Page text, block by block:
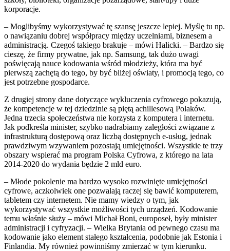
korporacje.
– Moglibyśmy wykorzystywać tę szansę jeszcze lepiej. Myślę tu np.
o nawiązaniu dobrej współpracy między uczelniami, biznesem a
administracją. Czegoś takiego brakuje – mówi Halicki. – Bardzo się
cieszę, że firmy prywatne, jak np. Samsung, tak dużo uwagi
poświęcają nauce kodowania wśród młodzieży, która ma być
pierwszą zachętą do tego, by być bliżej oświaty, i promocją tego, co
jest potrzebne gospodarce.
Z drugiej strony dane dotyczące wykluczenia cyfrowego pokazują,
że kompetencje w tej dziedzinie są piętą achillesową Polaków.
Jedna trzecia społeczeństwa nie korzysta z komputera i internetu.
Jak podkreśla minister, szybko nadrabiamy zaległości związane z
infrastrukturą dostępową oraz liczbą dostępnych e-usług, jednak
prawdziwym wzywaniem pozostają umiejętności. Wszystkie te trzy
obszary wspierać ma program Polska Cyfrowa, z którego na lata
2014-2020 do wydania będzie 2 mld euro.
– Młode pokolenie ma bardzo wysoko rozwinięte umiejętności
cyfrowe, aczkolwiek one pozwalają raczej się bawić komputerem,
tabletem czy internetem. Nie mamy wiedzy o tym, jak
wykorzystywać wszystkie możliwości tych urządzeń. Kodowanie
temu właśnie służy – mówi Michał Boni, europoseł, były minister
administracji i cyfryzacji. – Wielka Brytania od pewnego czasu ma
kodowanie jako element stałego kształcenia, podobnie jak Estonia i
Finlandia. My również powinniśmy zmierzać w tym kierunku.